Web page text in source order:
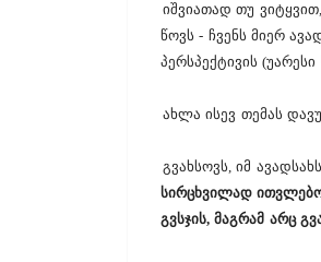
იშვიათად თუ
წოვს - ჩვენს მიერ
პერსპექტივის
ახლა ისევ თემას
გვახსოვს, იმ
სირცხვილად
გვსჯის, მაგრამ არც